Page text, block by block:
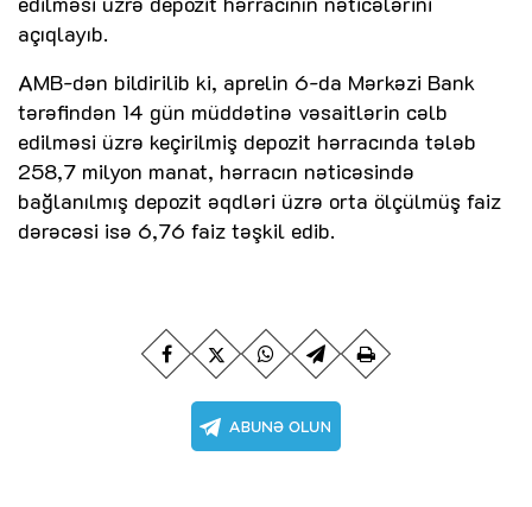
açıqlayıb.
AMB-dən bildirilib ki, aprelin 6-da Mərkəzi Bank
tərəfindən 14 gün müddətinə vəsaitlərin cəlb
edilməsi üzrə keçirilmiş depozit hərracında tələb
258,7 milyon manat, hərracın nəticəsində
bağlanılmış depozit əqdləri üzrə orta ölçülmüş faiz
dərəcəsi isə 6,76 faiz təşkil edib.